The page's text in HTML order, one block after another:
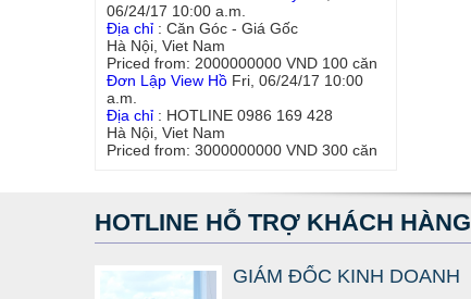
06/24/17 10:00 a.m.
Địa chỉ : Căn Góc - Giá Gốc
Hà Nội, Viet Nam
Priced from: 2000000000 VND 100 căn
Đơn Lập View Hồ Fri, 06/24/17 10:00
a.m.
Địa chỉ : HOTLINE 0986 169 428
Hà Nội, Viet Nam
Priced from: 3000000000 VND 300 căn
HOTLINE HỖ TRỢ KHÁCH HÀNG
GIÁM ĐỐC KINH DOANH